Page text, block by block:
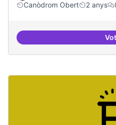
Canòdrom Obert
2 anys